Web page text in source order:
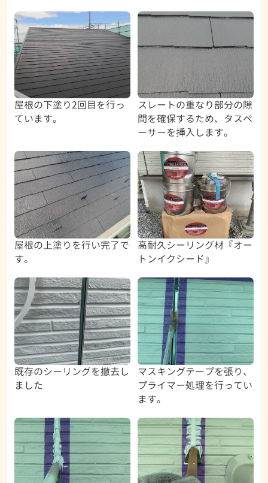
屋根の下塗り2回目を行っ
ています。
スレートの重なり部分の隙
間を確保するため、タスペ
ーサーを挿入します。
屋根の上塗りを行い完了で
す。
高耐久シーリング材『オー
トンイクシード』
既存のシーリングを撤去し
ました
マスキングテープを張り、
プライマー処理を行ってい
ます。